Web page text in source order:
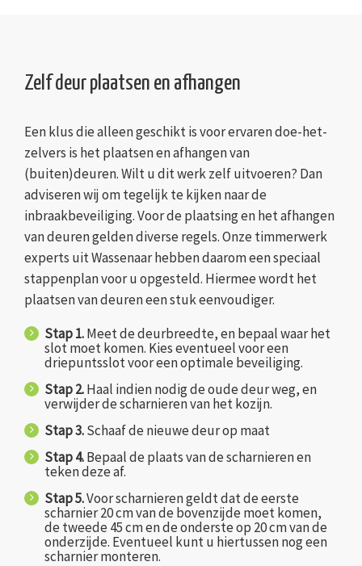
Zelf deur plaatsen en afhangen
Een klus die alleen geschikt is voor ervaren doe-het-
zelvers is het plaatsen en afhangen van
(buiten)deuren. Wilt u dit werk zelf uitvoeren? Dan
adviseren wij om tegelijk te kijken naar de
inbraakbeveiliging. Voor de plaatsing en het afhangen
van deuren gelden diverse regels. Onze timmerwerk
experts uit Wassenaar hebben daarom een speciaal
stappenplan voor u opgesteld. Hiermee wordt het
plaatsen van deuren een stuk eenvoudiger.
Stap 1.Meet de deurbreedte, en bepaal waar het
slot moet komen. Kies eventueel voor een
driepuntsslot voor een optimale beveiliging.
Stap 2.Haal indien nodig de oude deur weg, en
verwijder de scharnieren van het kozijn.
Stap 3.Schaaf de nieuwe deur op maat
Stap 4.Bepaal de plaats van de scharnieren en
teken deze af.
Stap 5.Voor scharnieren geldt dat de eerste
scharnier 20 cm van de bovenzijde moet komen,
de tweede 45 cm en de onderste op 20 cm van de
onderzijde. Eventueel kunt u hiertussen nog een
scharnier monteren.